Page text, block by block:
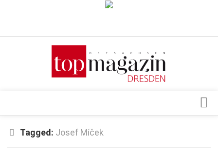
Verkaufsstellen
Top Gesundheitsforum Dresden / Ostsachsen
Tagged: Josef Míček